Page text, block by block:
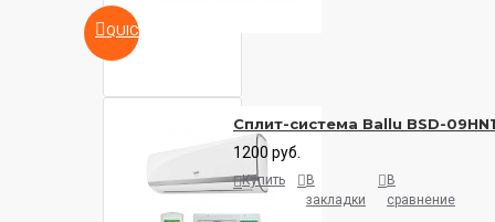
QUICKVIEW
Сплит-система Ballu BSD-09HN1
1200 руб.
Купить
В
закладки
В
сравнение